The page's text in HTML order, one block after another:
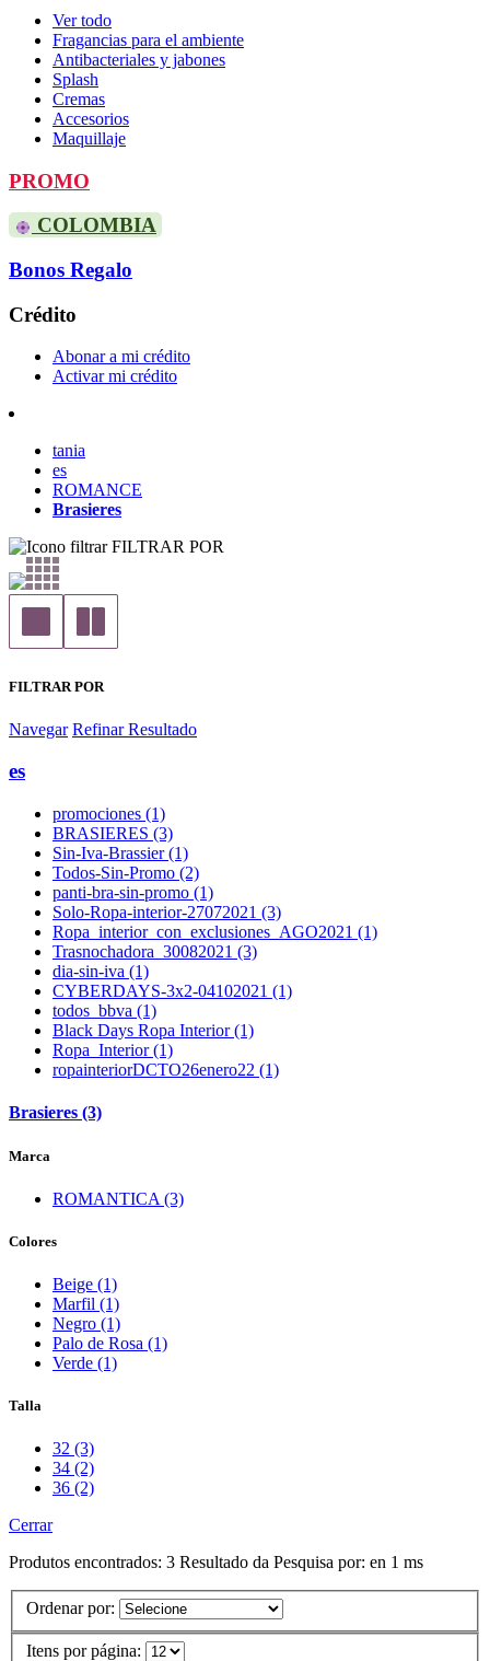
Ver todo
Fragancias para el ambiente
Antibacteriales y jabones
Splash
Cremas
Accesorios
Maquillaje
PROMO
COLOMBIA
Bonos Regalo
Crédito
Abonar a mi crédito
Activar mi crédito
tania
es
ROMANCE
Brasieres
FILTRAR POR
FILTRAR POR
Navegar Refinar Resultado
es
promociones (1)
BRASIERES (3)
Sin-Iva-Brassier (1)
Todos-Sin-Promo (2)
panti-bra-sin-promo (1)
Solo-Ropa-interior-27072021 (3)
Ropa_interior_con_exclusiones_AGO2021 (1)
Trasnochadora_30082021 (3)
dia-sin-iva (1)
CYBERDAYS-3x2-04102021 (1)
todos_bbva (1)
Black Days Ropa Interior (1)
Ropa_Interior (1)
ropainteriorDCTO26enero22 (1)
Brasieres (3)
Marca
ROMANTICA (3)
Colores
Beige (1)
Marfil (1)
Negro (1)
Palo de Rosa (1)
Verde (1)
Talla
32 (3)
34 (2)
36 (2)
Cerrar
Produtos encontrados: 3 Resultado da Pesquisa por: en 1 ms
Ordenar por:
Itens por página: